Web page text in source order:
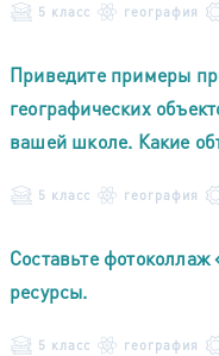
5 класс география
Приведите примеры
географических
вашей школе. Какие
5 класс география
Составьте
ресурсы.
5 класс география